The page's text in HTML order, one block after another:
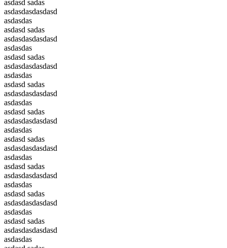
asdasd sadas
asdasdasdasdasd
asdasdas
asdasd sadas
asdasdasdasdasd
asdasdas
asdasd sadas
asdasdasdasdasd
asdasdas
asdasd sadas
asdasdasdasdasd
asdasdas
asdasd sadas
asdasdasdasdasd
asdasdas
asdasd sadas
asdasdasdasdasd
asdasdas
asdasd sadas
asdasdasdasdasd
asdasdas
asdasd sadas
asdasdasdasdasd
asdasdas
asdasd sadas
asdasdasdasdasd
asdasdas